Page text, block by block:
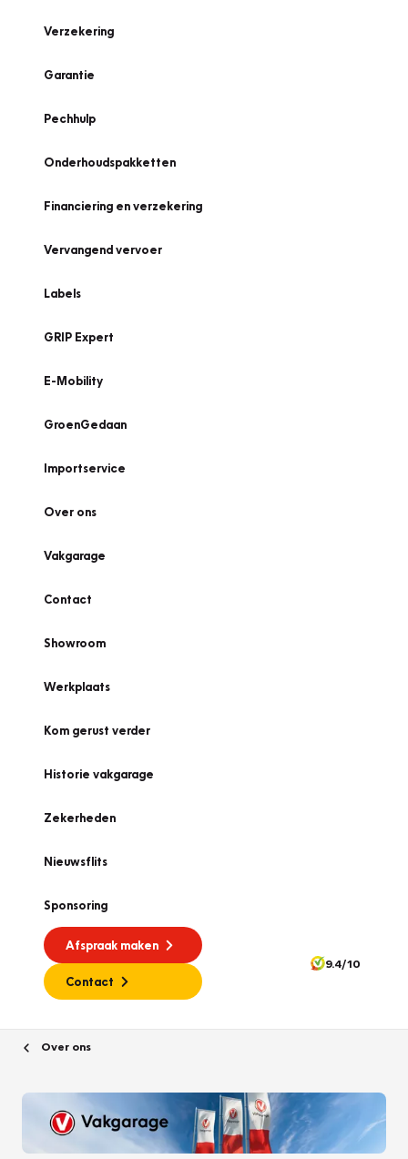
Verzekering
Garantie
Pechhulp
Onderhoudspakketten
Financiering en verzekering
Vervangend vervoer
Labels
GRIP Expert
E-Mobility
GroenGedaan
Importservice
Over ons
Vakgarage
Contact
Showroom
Werkplaats
Kom gerust verder
Historie vakgarage
Zekerheden
Nieuwsflits
Sponsoring
Afspraak maken
Contact
9.4/10
Over ons